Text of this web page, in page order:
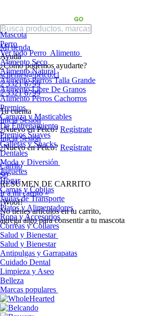
Mi tienda
Ayuda
¿Cómo podemos ayudarte?
sclientes@petco.cl
2 3321 6799
2 3321 6799
Tu cuenta
Inicia Sesión
¿Nuevo en Petco? Regístrate
Inicia Sesión
¿Nuevo en Petco? Regístrate
Carrito
$0
RESUMEN DE CARRITO
Ir a mi carrito »
¡Woof!
No tíenes artículos en tu carrito,
agrega algo para consentir a tu mascota
Mascota
Perro
Ver todo Perro Alimento
Alimento Seco
Alimento Natural
Alimento Perros Talla Grande
Alimento Libre De Granos
Alimento Perros Cachorros
Premios
Carnaza y Masticables
De Entrenamiento
Premios Suaves
Galletas y Snacks
Dentales
Moda y Diversión
Juguetes
Hogar
Camas y Cobijas
Jaulas de Transporte
Platos y Alimentadores
Ropa y Accesorios
Correas y Collares
Salud y Bienestar
Salud y Bienestar
Antipulgas y Garrapatas
Cuidado Dental
Limpieza y Aseo
Belleza
Marcas populares